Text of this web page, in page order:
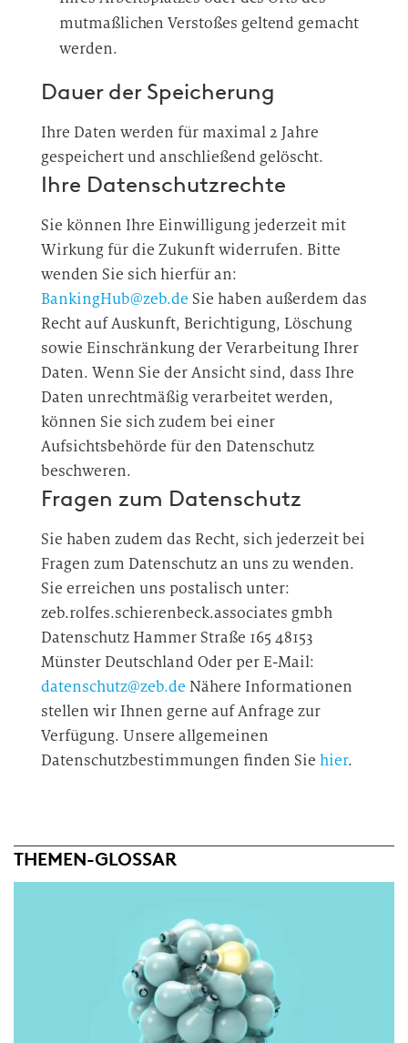
mutmaßlichen Verstoßes geltend gemacht
werden.
Dauer der Speicherung
Ihre Daten werden für maximal 2 Jahre
gespeichert und anschließend gelöscht.
Ihre Datenschutzrechte
Sie können Ihre Einwilligung jederzeit mit
Wirkung für die Zukunft widerrufen. Bitte
wenden Sie sich hierfür an:
BankingHub@zeb.de Sie haben außerdem das
Recht auf Auskunft, Berichtigung, Löschung
sowie Einschränkung der Verarbeitung Ihrer
Daten. Wenn Sie der Ansicht sind, dass Ihre
Daten unrechtmäßig verarbeitet werden,
können Sie sich zudem bei einer
Aufsichtsbehörde für den Datenschutz
beschweren.
Fragen zum Datenschutz
Sie haben zudem das Recht, sich jederzeit bei
Fragen zum Datenschutz an uns zu wenden.
Sie erreichen uns postalisch unter:
zeb.rolfes.schierenbeck.associates gmbh
Datenschutz Hammer Straße 165 48153
Münster Deutschland Oder per E-Mail:
datenschutz@zeb.de Nähere Informationen
stellen wir Ihnen gerne auf Anfrage zur
Verfügung. Unsere allgemeinen
Datenschutzbestimmungen finden Sie hier.
THEMEN-GLOSSAR